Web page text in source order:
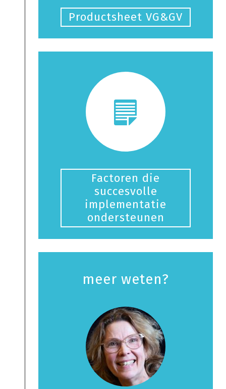
Productsheet VG&GV
Factoren die
succesvolle
implementatie
ondersteunen
meer weten?